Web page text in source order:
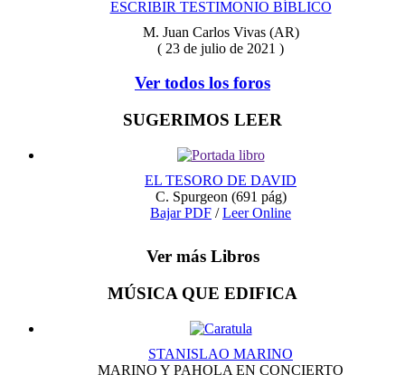
ESCRIBIR TESTIMONIO BÍBLICO
M. Juan Carlos Vivas (AR)
( 23 de julio de 2021 )
Ver todos los foros
SUGERIMOS LEER
EL TESORO DE DAVID
C. Spurgeon (691 pág)
Bajar PDF /Leer Online
Ver más Libros
MÚSICA QUE EDIFICA
STANISLAO MARINO
MARINO Y PAHOLA EN CONCIERTO